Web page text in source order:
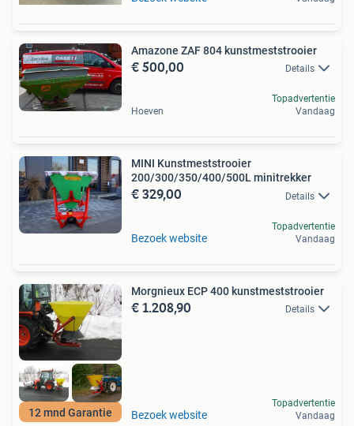
Amazone ZAF 804 kunstmeststrooier
€ 500,00 Details
Hoeven
Topadvertentie
Vandaag
MINI Kunstmeststrooier
200/300/350/400/500L minitrekker
€ 329,00 Details
Bezoek website
Topadvertentie
Vandaag
12 mnd Garantie
Morgnieux ECP 400 kunstmeststrooier
€ 1.208,90 Details
Bezoek website
Topadvertentie
Vandaag